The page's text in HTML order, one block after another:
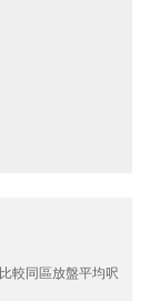
比較同區放盤平均呎